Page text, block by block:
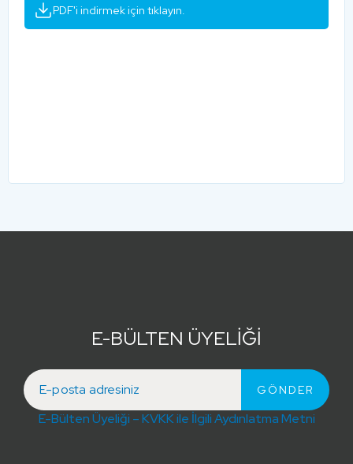
PDF'i indirmek için tıklayın.
E-BÜLTEN ÜYELİĞİ
E-Bülten Üyeliği – KVKK ile İlgili Aydınlatma Metni